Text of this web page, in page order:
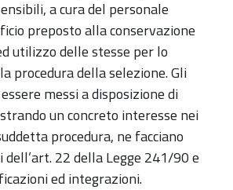
a cura del personale
preposto alla conservazione
utilizzo delle stesse per lo
procedura della selezione. Gli
messi a disposizione di
un concreto interesse nei
procedura, ne facciano
dell’art. 22 della Legge 241/90 e
ed integrazioni.